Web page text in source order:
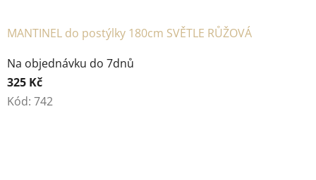
MANTINEL do postýlky 180cm SVĚTLE RŮŽOVÁ
Na objednávku do 7dnů
325 Kč
Kód: 742